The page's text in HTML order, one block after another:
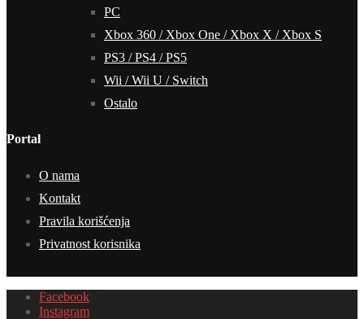
PC
Xbox 360 / Xbox One / Xbox X / Xbox S
PS3 / PS4 / PS5
Wii / Wii U / Switch
Ostalo
Portal
O nama
Kontakt
Pravila korišćenja
Privatnost korisnika
Facebook
Instagram